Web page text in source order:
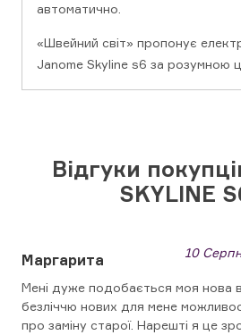
автоматично.
«Швейний світ» пропонує
Janome Skyline s6 за розумною
Відгуки
SKYLINE
Маргарита 10
Мені дуже подобається моя нова
безліччю нових для мене
про заміну старої. Нарешті я це